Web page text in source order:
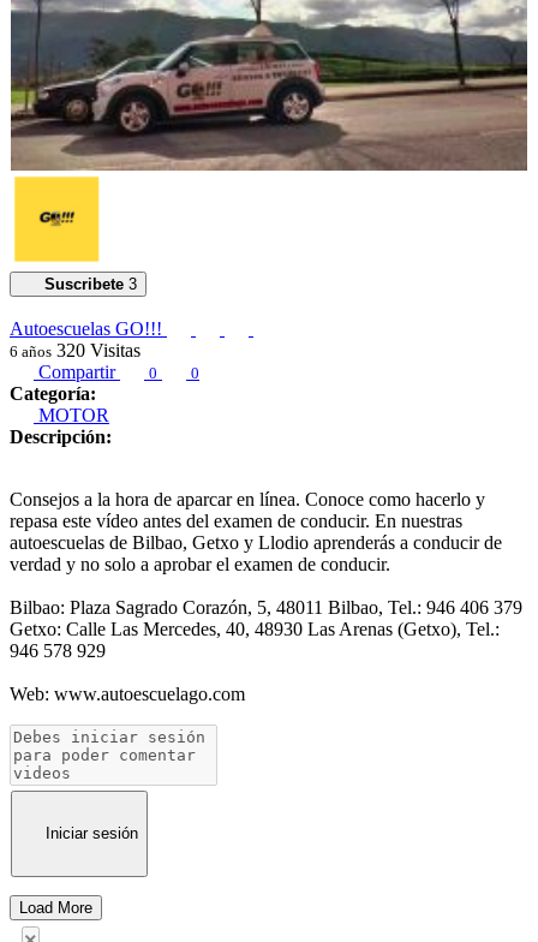
Suscribete 3
Autoescuelas GO!!!
6 años 320 Visitas
Compartir
0 0
Categoría:
MOTOR
Descripción:
Consejos a la hora de aparcar en lí­nea. Conoce como hacerlo y
repasa este vídeo antes del examen de conducir. En nuestras
autoescuelas de Bilbao, Getxo y Llodio aprenderás a conducir de
verdad y no solo a aprobar el examen de conducir.
Bilbao: Plaza Sagrado Corazón, 5, 48011 Bilbao, Tel.: 946 406 379
Getxo: Calle Las Mercedes, 40, 48930 Las Arenas (Getxo), Tel.:
946 578 929
Web: www.autoescuelago.com
Iniciar sesión
Load More